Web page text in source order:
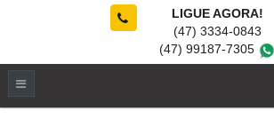
LIGUE AGORA!
(47) 3334-0843
(47) 99187-7305